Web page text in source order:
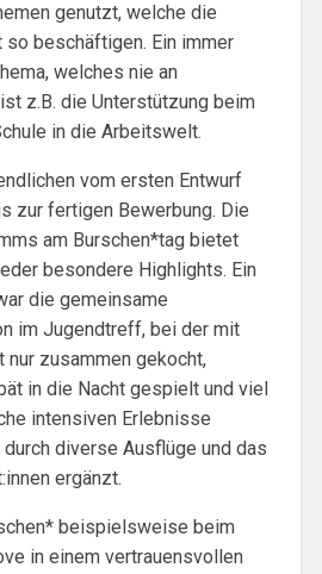
genutzt, welche die
beschäftigen. Ein immer
welches nie an
z.B. die Unterstützung beim
in die Arbeitswelt.
vom ersten Entwurf
zur fertigen Bewerbung. Die
am Burschen*tag bietet
besondere Highlights. Ein
die gemeinsame
im Jugendtreff, bei der mit
nur zusammen gekocht,
in die Nacht gespielt und viel
intensiven Erlebnisse
diverse Ausflüge und das
ergänzt.
beispielsweise beim
in einem vertrauensvollen